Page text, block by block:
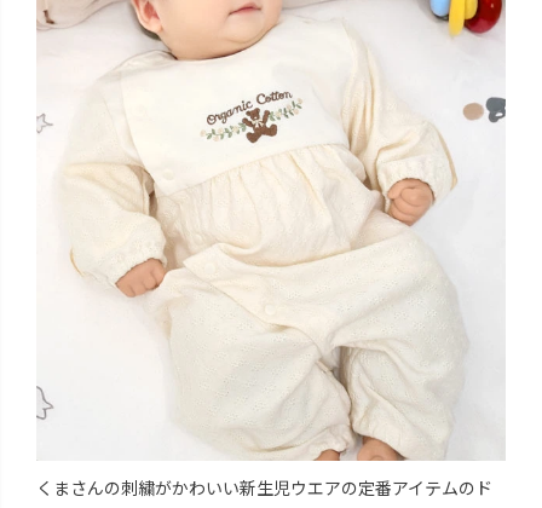
くまさんの刺繍がかわいい新生児ウエアの定番アイテムのド